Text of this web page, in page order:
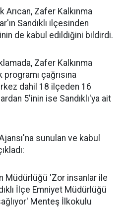
Arıcan, Zafer Kalkınma
Sandıklı ilçesinden
de kabul edildiğini bildirdi.
Zafer Kalkınma
çağrısına
dahil 18 ilçeden 16
5'inin ise Sandıklı'ya ait
sunulan ve kabul
Müdürlüğü 'Zor insanlar ile
İlçe Emniyet Müdürlüğü
Menteş İlkokulu